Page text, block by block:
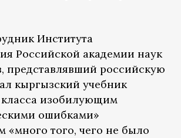
Института
Российской академии наук
представлявший российскую
кыргызский учебник
класса изобилующим
ошибками»
«много того, чего не было